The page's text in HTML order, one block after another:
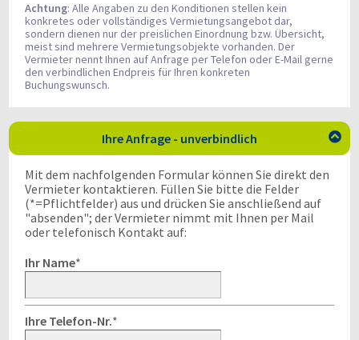
Achtung: Alle Angaben zu den Konditionen stellen kein
konkretes oder vollständiges Vermietungsangebot dar,
sondern dienen nur der preislichen Einordnung bzw. Übersicht,
meist sind mehrere Vermietungsobjekte vorhanden. Der
Vermieter nennt Ihnen auf Anfrage per Telefon oder E-Mail gerne
den verbindlichen Endpreis für Ihren konkreten
Buchungswunsch.
Ihre Anfrage - unverbindlich 
Mit dem nachfolgenden Formular können Sie direkt den
Vermieter kontaktieren. Füllen Sie bitte die Felder
(*=Pflichtfelder) aus und drücken Sie anschließend auf
"absenden"; der Vermieter nimmt mit Ihnen per Mail
oder telefonisch Kontakt auf:
Ihr Name*
Ihre Telefon-Nr.*